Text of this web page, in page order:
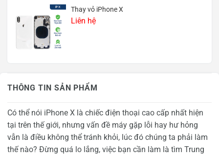
THÔNG TIN SẢN PHẨM
Có thể nói iPhone X là chiếc điện thoại cao cấp nhất hiện
tại trên thế giới, nhưng vấn đề máy gặp lỗi hay hư hỏng
vẫn là điều không thể tránh khỏi, lúc đó chúng ta phải làm
thế nào? Đừng quá lo lắng, việc bạn cần làm là tìm Trung
Thay vỏ iPhone X
Liên hệ